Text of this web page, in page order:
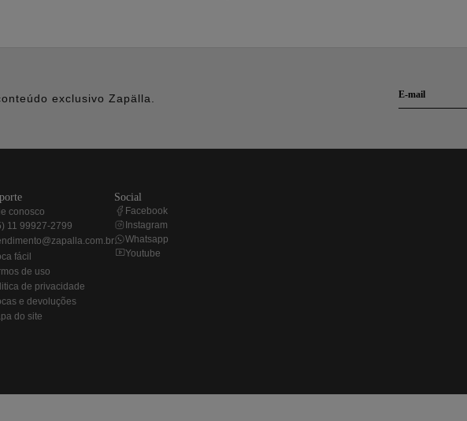
exclusivo Zapälla.
conosco
11 99927-2799
fácil
de uso
de privacidade
e devoluções
do site
social
Facebook
Instagram
Whatsapp
Youtube